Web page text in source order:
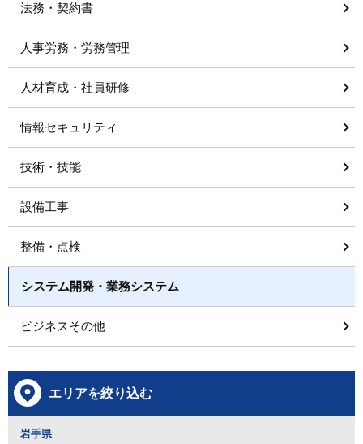
法務・契約書
人事労務・労務管理
人材育成・社員研修
情報セキュリティ
技術・技能
設備工事
整備・点検
システム開発・業務システム
ビジネスその他
エリアを絞り込む
岩手県